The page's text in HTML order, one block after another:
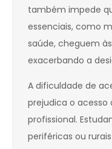
também impede
essenciais, como
saúde, cheguem
exacerbando a
A dificuldade de
prejudica o
profissional.
periféricas ou